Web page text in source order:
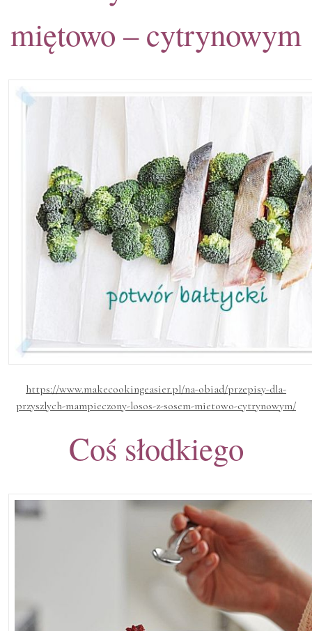
miętowo – cytrynowym
https://www.makecookingeasier.pl/na-obiad/przepisy-dla-
przyszlych-mampieczony-losos-z-sosem-mietowo-cytrynowym/
Coś słodkiego